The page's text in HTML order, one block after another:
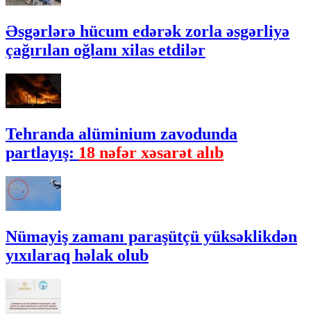
Əsgərlərə hücum edərək zorla əsgərliyə
çağırılan oğlanı xilas etdilər
Tehranda alüminium zavodunda
partlayış: 18 nəfər xəsarət alıb
Nümayiş zamanı paraşütçü yüksəklikdən
yıxılaraq həlak olub